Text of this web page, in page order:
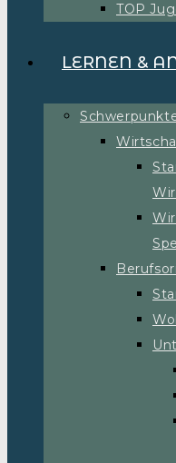
TOP
LERNEN &